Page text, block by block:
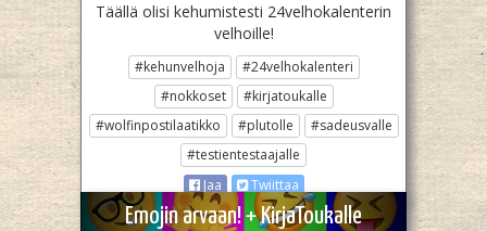
Täällä olisi kehumistesti 24velhokalenterin
velhoille!
#kehunvelhoja
#24velhokalenteri
#nokkoset
#kirjatoukalle
#wolfinpostilaatikko
#plutolle
#sadeusvalle
#testientestaajalle
Jaa
Twiittaa
Emojin arvaan! + KirjaToukalle